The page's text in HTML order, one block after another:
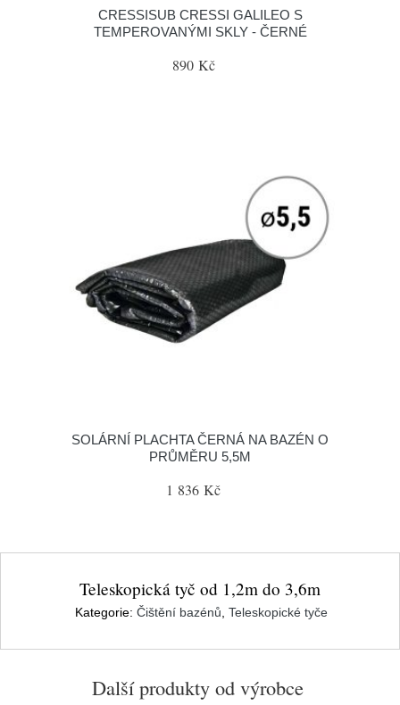
CRESSISUB CRESSI GALILEO S
TEMPEROVANÝMI SKLY - ČERNÉ
890 Kč
SOLÁRNÍ PLACHTA ČERNÁ NA BAZÉN O
PRŮMĚRU 5,5M
1 836 Kč
Teleskopická tyč od 1,2m do 3,6m
Kategorie: Čištění bazénů Teleskopické tyče
Další produkty od výrobce